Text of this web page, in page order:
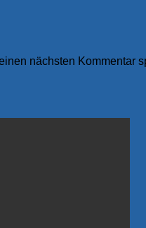
nächsten Kommentar